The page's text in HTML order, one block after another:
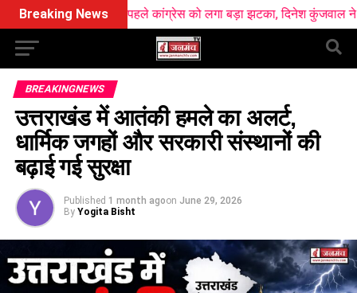
Breaking News
से ठीक पहले कांग्रेस को लगा बड़ा झटका, दिनेश कुंजवाल ने छोड़ा हाथ का
BREAKINGNEWS
उत्तराखंड में आतंकी हमले का अलर्ट,
धार्मिक जगहों और सरकारी संस्थानों की
बढ़ाई गई सुरक्षा
Published 1 month agoon June 29, 2026
By Yogita Bisht